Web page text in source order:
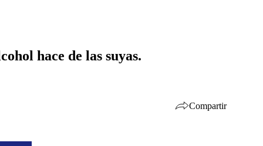
hace de las suyas.
Compartir